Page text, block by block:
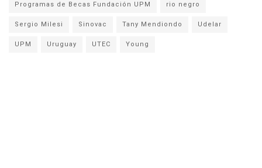
Programas de Becas Fundación UPM rio negro
Sergio Milesi Sinovac Tany Mendiondo Udelar
UPM Uruguay UTEC Young